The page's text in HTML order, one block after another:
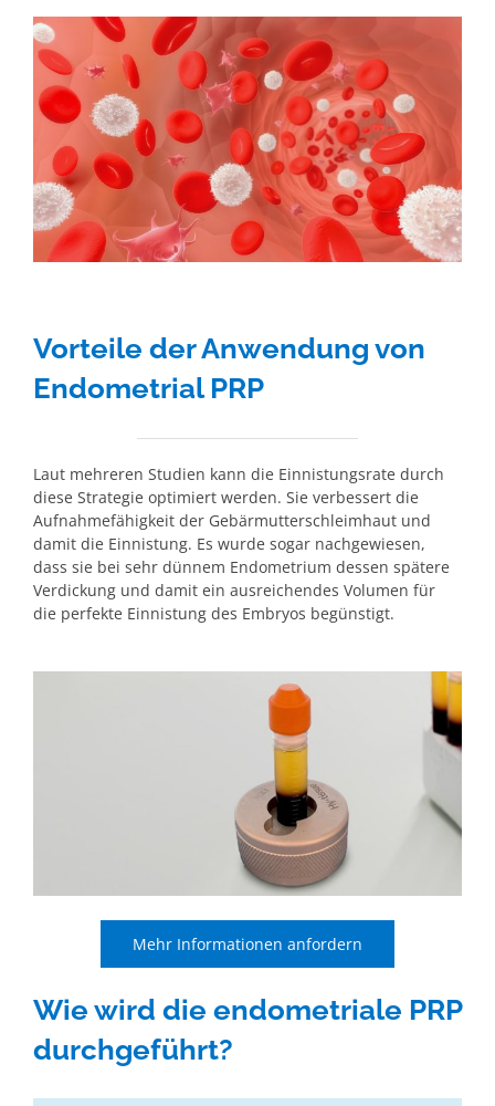
Vorteile der Anwendung von
Endometrial PRP
Laut mehreren Studien kann die Einnistungsrate durch
diese Strategie optimiert werden. Sie verbessert die
Aufnahmefähigkeit der Gebärmutterschleimhaut und
damit die Einnistung. Es wurde sogar nachgewiesen,
dass sie bei sehr dünnem Endometrium dessen spätere
Verdickung und damit ein ausreichendes Volumen für
die perfekte Einnistung des Embryos begünstigt.
Mehr Informationen anfordern
Wie wird die endometriale PRP
durchgeführt?